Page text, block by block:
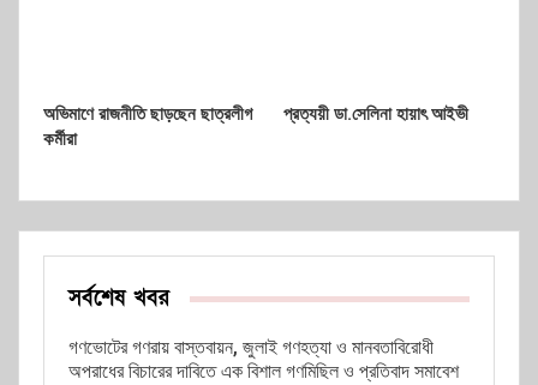
অভিমাণে রাজনীতি ছাড়ছেন ছাত্রলীগ
কর্মীরা
প্রত্যয়ী ডা.সেলিনা হায়াৎ আইভী
সর্বশেষ খবর
গণভোটের গণরায় বাস্তবায়ন, জুলাই গণহত্যা ও মানবতাবিরোধী
অপরাধের বিচারের দাবিতে এক বিশাল গণমিছিল ও প্রতিবাদ সমাবেশ